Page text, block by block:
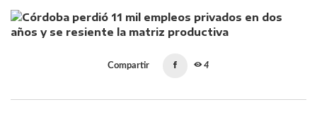
Compartir 4